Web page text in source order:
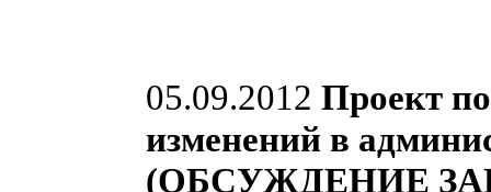
05.09.2012 Проект
изменений в
(ОБСУЖДЕНИЕ